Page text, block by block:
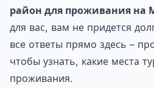
район для проживания на
для вас, вам не придется
все ответы прямо здесь –
чтобы узнать, какие места
проживания.